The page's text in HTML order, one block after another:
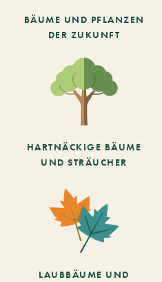
BÄUME UND PFLANZEN
DER ZUKUNFT
HARTNÄCKIGE BÄUME
UND STRÄUCHER
LAUBBÄUME UND